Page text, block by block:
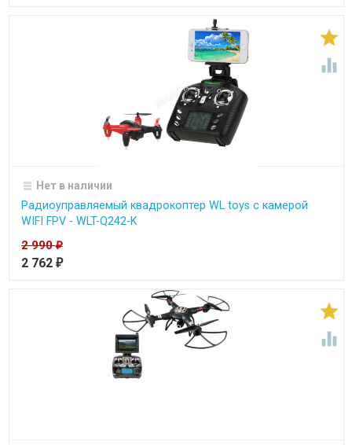


Нет в наличии
Радиоуправляемый квадрокоптер WL toys с камерой
WIFI FPV - WLT-Q242-K
2 990₽
2 762 ₽

